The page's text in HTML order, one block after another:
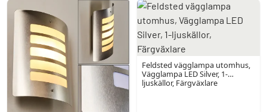
Feldsted vägglampa utomhus,
Vägglampa LED Silver, 1-
ljuskällor, Färgväxlare